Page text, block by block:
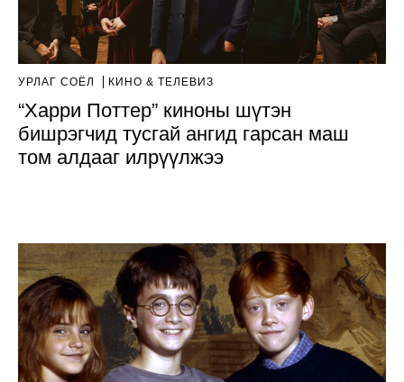
УРЛАГ СОЁЛ КИНО & ТЕЛЕВИЗ
“Харри Поттер” киноны шүтэн
бишрэгчид тусгай ангид гарсан маш
том алдааг илрүүлжээ